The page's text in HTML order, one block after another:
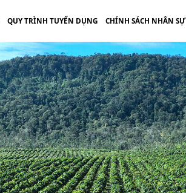
QUY TRÌNH TUYỂN DỤNG CHÍNH SÁCH NHÂN SỰ